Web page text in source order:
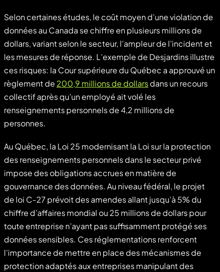
Selon certaines études, le coût moyen d’une violation de
données au Canada se chiffre en plusieurs millions de
dollars, variant selon le secteur, l’ampleur de l’incident et
les mesures de réponse. L’exemple de Desjardins illustre
ces risques: la Cour supérieure du Québec a approuvé un
règlement de 200,9 millions de dollarsdans un recours
collectif après qu’un employé ait volé les
renseignements personnels de 4,2 millions de
personnes.
Au Québec, la Loi 25 modernisant la Loi sur la protection
des renseignements personnels dans le secteur privé
impose des obligations accrues en matière de
gouvernance des données. Au niveau fédéral, le projet
de loi C-27 prévoit des amendes allant jusqu’à 5% du
chiffre d’affaires mondial ou 25 millions de dollars pour
toute entreprise n’ayant pas suffisamment protégé ses
données sensibles. Ces réglementations renforcent
l’importance de mettre en place des mécanismes de
protection adaptés aux entreprises manipulant des